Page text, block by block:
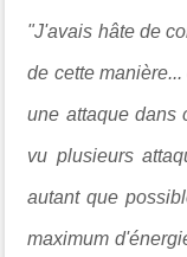
"J'avais hâte de
de cette
une attaque dans
vu plusieurs
autant que
maximum